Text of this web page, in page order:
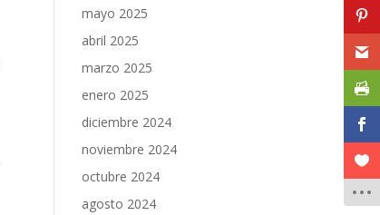
mayo 2025
abril 2025
marzo 2025
enero 2025
diciembre 2024
noviembre 2024
octubre 2024
agosto 2024